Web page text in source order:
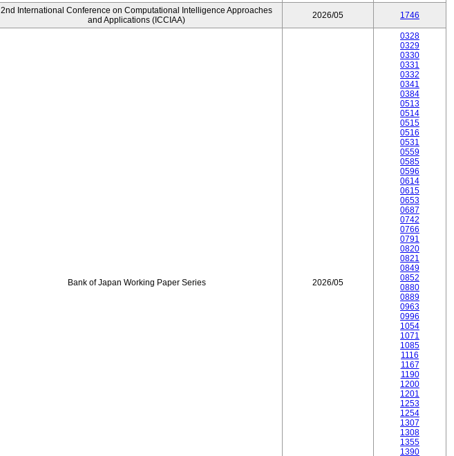
2nd International Conference on Computational Intelligence Approaches
and Applications (ICCIAA)
2026/05 1746
Bank of Japan Working Paper Series 2026/05
0328
0329
0330
0331
0332
0341
0384
0513
0514
0515
0516
0531
0559
0585
0596
0614
0615
0653
0687
0742
0766
0791
0820
0821
0849
0852
0880
0889
0963
0996
1054
1071
1085
1116
1167
1190
1200
1201
1253
1254
1307
1308
1355
1390